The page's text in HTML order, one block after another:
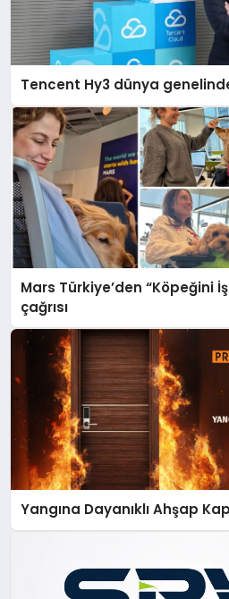
Tencent Hy3 dünya
Mars Türkiye’den “Köpeğini
çağrısı
Yangına Dayanıklı Ahşap